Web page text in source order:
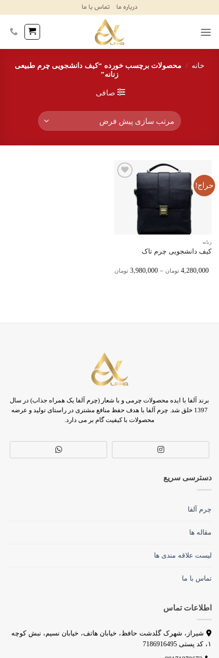
Content
درباره ما تماس با ما
خانه / محصولات برچسب خورده “کیف دانشجویی چرم طبیعی
زنانه”
صافی
حراج!
مندی‌ها
زنانه
کیف دانشجویی چرم تاک
4,280,000 تومان –
3,980,000 تومان
برند آلفا با ایده محصولات چرمی و با شعار (چرم آلفا یک همراه جذاب) در سال
1397 خلق شد. چرم آلفا با هدف حفظ منافع مشتری در راستای تولید و عرضه
محصولات با کیفیت گام بر می دارد.
دسترسی سریع
چرم آلفا
مقاله ها
لیست علاقه مندی ها
تماس با ما
اطلاعات تماس
شیراز، شهرک گلدشت حافظ، خیابان هاتف، خیابان نسیم، نبش کوچه
۱، کد پستی 7186916495